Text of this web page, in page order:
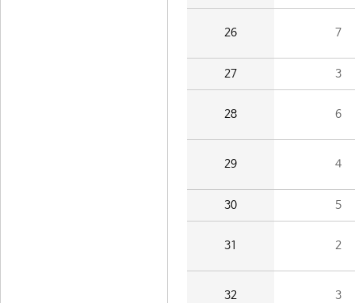
26 7
27 3
28 6
29 4
30 5
31 2
32 3